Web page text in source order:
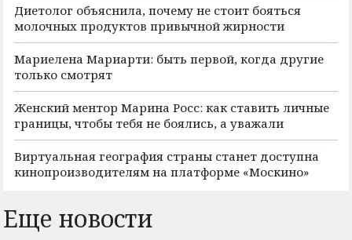
Диетолог объяснила, почему не стоит бояться
молочных продуктов привычной жирности
Мариелена Мариарти: быть первой, когда другие
только смотрят
Женский ментор Марина Росс: как ставить личные
границы, чтобы тебя не боялись, а уважали
Виртуальная география страны станет доступна
кинопроизводителям на платформе «Москино»
Еще новости